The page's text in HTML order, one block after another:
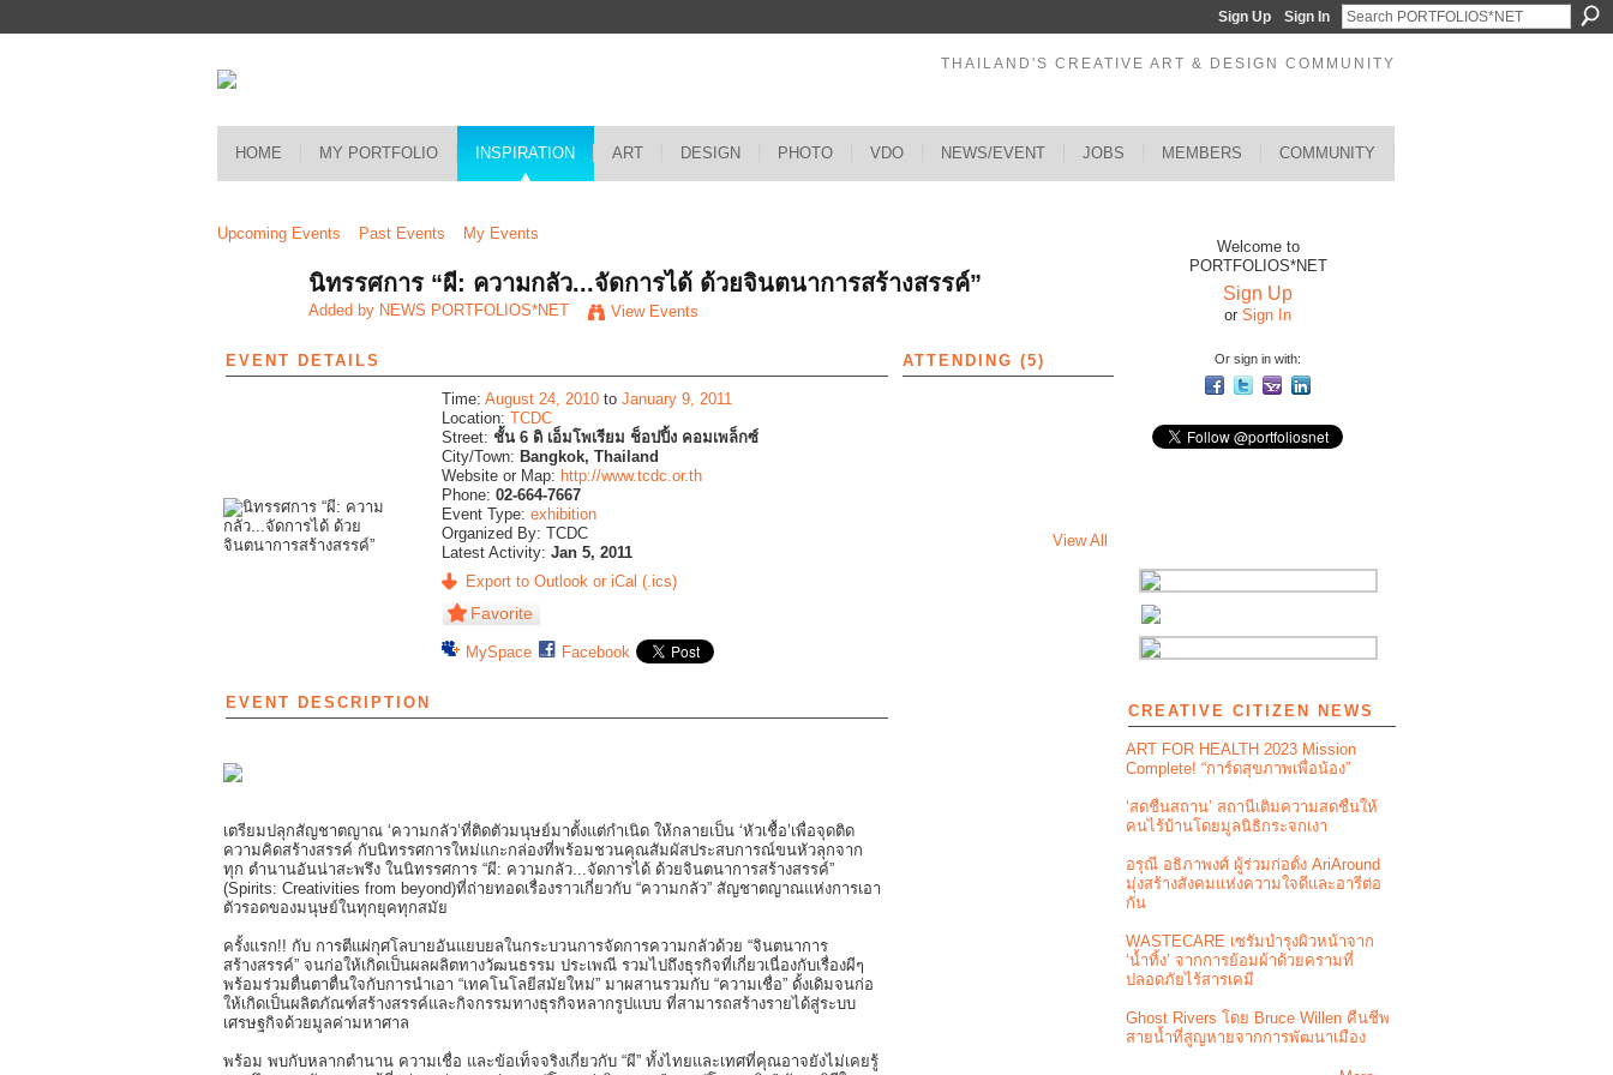
Sign Up Sign In
THAILAND'S CREATIVE ART & DESIGN COMMUNITY
HOME MY PORTFOLIO INSPIRATION ART DESIGN PHOTO VDO NEWS/EVENT JOBS MEMBERS COMMUNITY
Upcoming Events Past Events My Events
นิทรรศการ “ผี: ความกลัว...จัดการได้ ด้วยจินตนาการสร้างสรรค์”
Added by NEWS PORTFOLIOS*NET View Events
EVENT DETAILS
Time:August 24, 2010 toJanuary 9, 2011
Location:TCDC
Street: ชั้น 6 ดิ เอ็มโพเรียม ช็อปปิ้ง คอมเพล็กซ์
City/Town: Bangkok, Thailand
Website or Map: http://www.tcdc.or.th
Phone:02-664-7667
Event Type:exhibition
Organized By: TCDC
Latest Activity:Jan 5, 2011
Export to Outlook or iCal (.ics)
Favorite
MySpace Facebook
EVENT DESCRIPTION
เตรียมปลุกสัญชาตญาณ ‘ความกลัว’ที่ติดตัวมนุษย์มาตั้งแต่กำเนิด ให้กลายเป็น ‘หัวเชื้อ’เพื่อจุดติด
ความคิดสร้างสรรค์ กับนิทรรศการใหม่แกะกล่องที่พร้อมชวนคุณสัมผัสประสบการณ์ขนหัวลุกจาก
ทุก ตำนานอันน่าสะพรึง ในนิทรรศการ “ผี: ความกลัว...จัดการได้ ด้วยจินตนาการสร้างสรรค์”
(Spirits: Creativities from beyond)ที่ถ่ายทอดเรื่องราวเกี่ยวกับ “ความกลัว” สัญชาตญาณแห่งการเอา
ตัวรอดของมนุษย์ในทุกยุคทุกสมัย
ครั้งแรก!! กับ การตีแผ่กุศโลบายอันแยบยลในกระบวนการจัดการความกลัวด้วย “จินตนาการ
สร้างสรรค์” จนก่อให้เกิดเป็นผลผลิตทางวัฒนธรรม ประเพณี รวมไปถึงธุรกิจที่เกี่ยวเนื่องกับเรื่องผีๆ
พร้อมร่วมตื่นตาตื่นใจกับการนำเอา “เทคโนโลยีสมัยใหม่” มาผสานรวมกับ “ความเชื่อ” ดั้งเดิมจนก่อ
ให้เกิดเป็นผลิตภัณฑ์สร้างสรรค์และกิจกรรมทางธุรกิจหลากรูปแบบ ที่สามารถสร้างรายได้สู่ระบบ
เศรษฐกิจด้วยมูลค่ามหาศาล
พร้อม พบกับหลากตำนาน ความเชื่อ และข้อเท็จจริงเกี่ยวกับ “ผี” ทั้งไทยและเทศที่คุณอาจยังไม่เคยรู้
ATTENDING (5)
View All
Welcome to
PORTFOLIOS*NET
Sign Up
or Sign In
Or sign in with:
CREATIVE CITIZEN NEWS
ART FOR HEALTH 2023 Mission
Complete! “การ์ดสุขภาพเพื่อน้อง”
‘สดชื่นสถาน’ สถานีเติมความสดชื่นให้
คนไร้บ้านโดยมูลนิธิกระจกเงา
อรุณี อธิภาพงศ์ ผู้ร่วมก่อตั้ง AriAround
มุ่งสร้างสังคมแห่งความใจดีและอารีต่อ
กัน
WASTECARE เซรัมบำรุงผิวหน้าจาก
‘น้ำทิ้ง’ จากการย้อมผ้าด้วยครามที่
ปลอดภัยไร้สารเคมี
Ghost Rivers โดย Bruce Willen คืนชีพ
สายน้ำที่สูญหายจากการพัฒนาเมือง